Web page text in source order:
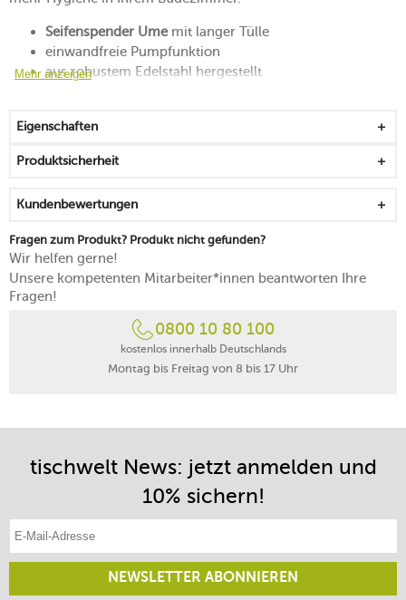
Seifenspender Umemit langer Tülle
einwandfreie Pumpfunktion
aus robustem Edelstahl hergestellt
U-Form dient als Inspiration für die Linienführung
wirkt modern und klassisch zugleich
Mehr anzeigen
Eigenschaften
Produktsicherheit
Kundenbewertungen
Fragen zum Produkt? Produkt nicht gefunden?
Wir helfen gerne!
Unsere kompetenten Mitarbeiter*innen beantworten Ihre
Fragen!
0800 10 80 100
kostenlos innerhalb Deutschlands
Montag bis Freitag von 8 bis 17 Uhr
tischwelt News: jetzt anmelden und
10% sichern!
NEWSLETTER ABONNIEREN